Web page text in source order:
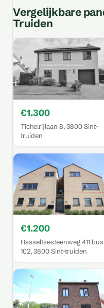
Vergelijkbare
Truiden
€1.300
Tichelrijlaan 8, 3800 Sint-
truiden
€1.200
Hasseltsesteenweg 411 bus
102, 3800 Sint-truiden